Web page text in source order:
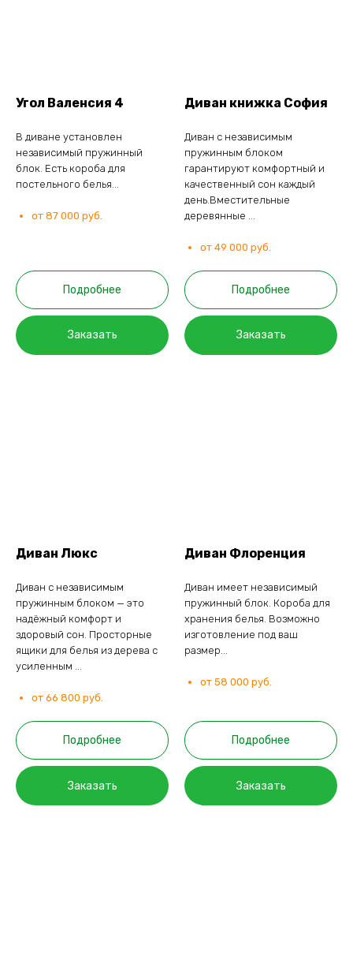
Угол Валенсия 4
В диване установлен
независимый пружинный
блок. Есть короба для
постельного белья...
от 87 000 руб.
Подробнее
Заказать
Диван книжка София
Диван с независимым
пружинным блоком
гарантируют комфортный и
качественный сон каждый
день.Вместительные
деревянные ...
от 49 000 руб.
Подробнее
Заказать
Диван Люкс
Диван с независимым
пружинным блоком — это
надёжный комфорт и
здоровый сон. Просторные
ящики для белья из дерева с
усиленным ...
от 66 800 руб.
Подробнее
Заказать
Диван Флоренция
Диван имеет независимый
пружинный блок. Короба для
хранения белья. Возможно
изготовление под ваш
размер...
от 58 000 руб.
Подробнее
Заказать